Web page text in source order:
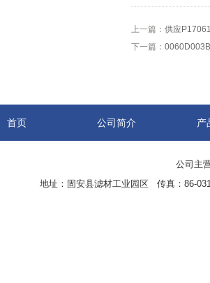
上一篇： 供应
下一篇：
首页 公司简介 产
公司主
地址：固安县滤材工业园区 传真：86-